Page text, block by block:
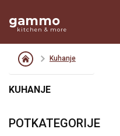
gammo
kitchen & more
Kuhanje
KUHANJE
POTKATEGORIJE